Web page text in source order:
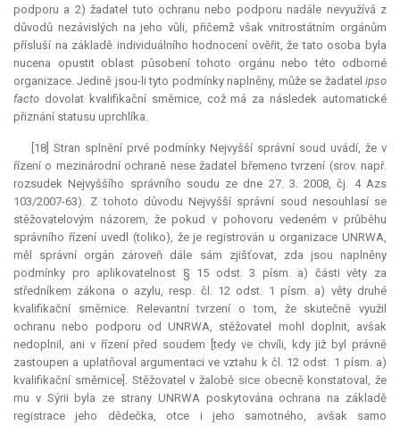
podporu a 2) žadatel tuto ochranu nebo podporu nadále nevyužívá z
důvodů nezávislých na jeho vůli, přičemž však vnitrostátním orgánům
přísluší na základě individuálního hodnocení ověřit, že tato osoba byla
nucena opustit oblast působení tohoto orgánu nebo této odborné
organizace. Jedině jsou-li tyto podmínky naplněny, může se žadatel ipso
facto dovolat kvalifikační směrnice, což má za následek automatické
přiznání statusu uprchlíka.
[18] Stran splnění prvé podmínky Nejvyšší správní soud uvádí, že v
řízení o mezinárodní ochraně nese žadatel břemeno tvrzení (srov. např.
rozsudek Nejvyššího správního soudu ze dne 27. 3. 2008, čj. 4 Azs
103/2007-63). Z tohoto důvodu Nejvyšší správní soud nesouhlasí se
stěžovatelovým názorem, že pokud v pohovoru vedeném v průběhu
správního řízení uvedl (toliko), že je registrován u organizace UNRWA,
měl správní orgán zároveň dále sám zjišťovat, zda jsou naplněny
podmínky pro aplikovatelnost § 15 odst. 3 písm. a) části věty za
středníkem zákona o azylu, resp. čl. 12 odst. 1 písm. a) věty druhé
kvalifikační směrnice. Relevantnítvrzení o tom, že skutečně využil
ochranu nebo podporu od UNRWA, stěžovatel mohl doplnit, avšak
nedoplnil, ani v řízení před soudem [tedy ve chvíli, kdy již byl právně
zastoupen a uplatňoval argumentaci ve vztahu k čl. 12 odst. 1 písm. a)
kvalifikační směrnice]. Stěžovatel v žalobě sice obecně konstatoval, že
mu v Sýrii byla ze strany UNRWA poskytována ochrana na základě
registrace jeho dědečka, otce i jeho samotného, avšak samo